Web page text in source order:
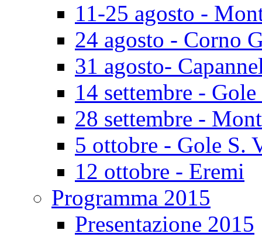
11-25 agosto -
24 agosto - Corno
31 agosto-
14 settembre -
28 settembre -
5 ottobre - Gole S.
12 ottobre - Eremi
Programma 2015
Presentazione 2015